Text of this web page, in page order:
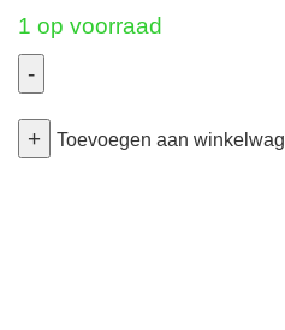
1 op voorraad
-
Soie
+ Toevoegen aan